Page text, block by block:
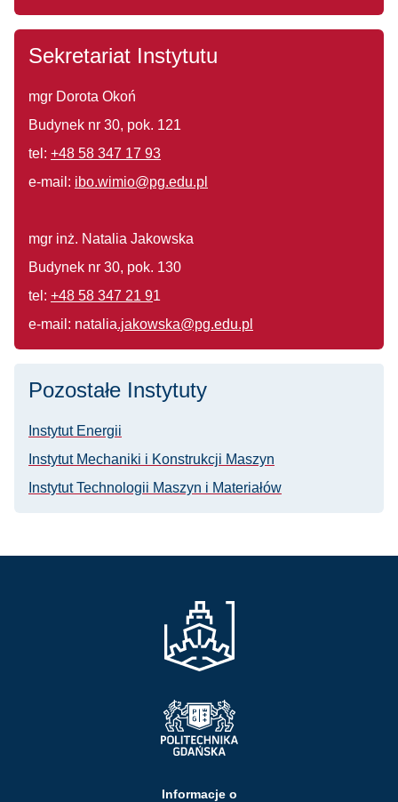
Sekretariat Instytutu
mgr Dorota Okoń
Budynek nr 30, pok. 121
tel: +48 58 347 17 93
e-mail: ibo.wimio@pg.edu.pl
mgr inż. Natalia Jakowska
Budynek nr 30, pok. 130
tel: +48 58 347 21 91
e-mail: natalia.jakowska@pg.edu.pl
Pozostałe Instytuty
Instytut Energii
Instytut Mechaniki i Konstrukcji Maszyn
Instytut Technologii Maszyn i Materiałów
Informacje o